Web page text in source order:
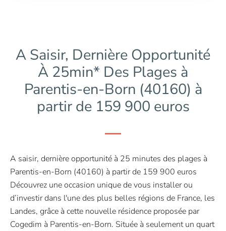
A Saisir, Dernière Opportunité
À 25min* Des Plages à
Parentis-en-Born (40160) à
partir de 159 900 euros
A saisir, dernière opportunité à 25 minutes des plages à
Parentis-en-Born (40160) à partir de 159 900 euros
Découvrez une occasion unique de vous installer ou
d’investir dans l'une des plus belles régions de France, les
Landes, grâce à cette nouvelle résidence proposée par
Cogedim à Parentis-en-Born. Située à seulement un quart